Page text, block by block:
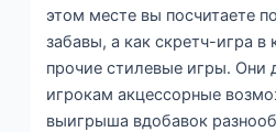
этом месте вы посчитаете
забавы, а как скретч-игра в
прочие стилевые игры. Они
игрокам акцессорные
выигрыша вдобавок